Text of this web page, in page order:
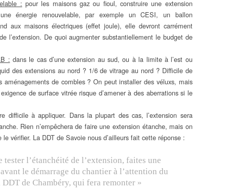
: pour les maisons gaz ou fioul, construire une extension
énergie renouvelable, par exemple un CESI, un ballon
aux maisons électriques (effet joule), elle devront carrément
l’extension. De quoi augmenter substantiellement le budget de
: dans le cas d’une extension au sud, ou à la limite à l’est ou
des extensions au nord ? 1/6 de vitrage au nord ? Difficile de
de combles ? On peut installer des véluxs, mais
de surface vitrée risque d’amener à des aberrations si le
difficile à appliquer. Dans la plupart des cas, l’extension sera
Rien n’empêchera de faire une extension étanche, mais on
vérifier. La DDT de Savoie nous d’ailleurs fait cette réponse :
tester l’étanchéité de l’extension, faites une
le démarrage du chantier à l’attention du
de Chambéry, qui fera remonter »